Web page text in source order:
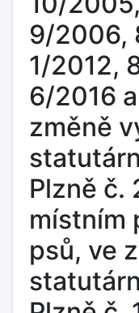
9/2006,
1/2012,
6/2016
změně
Plzně č.
místním
psů, ve